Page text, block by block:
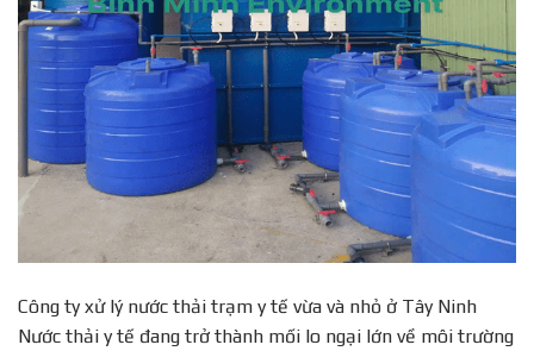
Công ty xử lý nước thải trạm y tế vừa và nhỏ ở Tây Ninh
Nước thải y tế đang trở thành mối lo ngại lớn về môi trường